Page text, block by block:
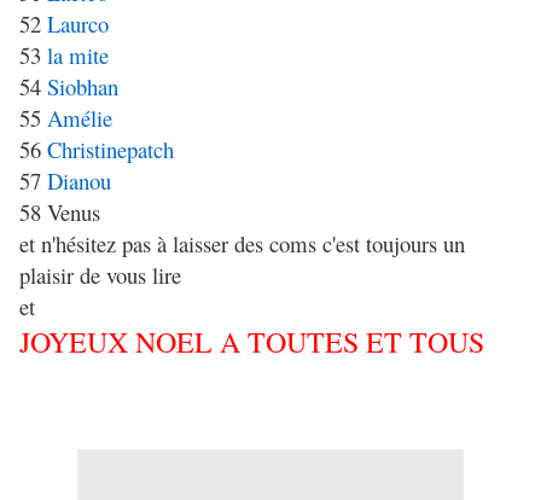
52 Laurco
53 la mite
54 Siobhan
55 Amélie
56 Christinepatch
57 Dianou
58 Venus
et n'hésitez pas à laisser des coms c'est toujours un
plaisir de vous lire
et
JOYEUX NOEL A TOUTES ET TOUS